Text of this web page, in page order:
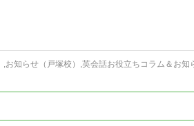
お知らせ（戸塚校） 英会話お役立ちコラム＆お知